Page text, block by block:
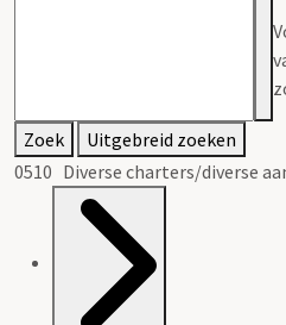
Zoek
Uitgebreid zoeken
0510 Diverse charters/diverse